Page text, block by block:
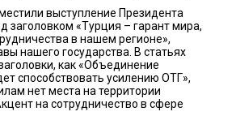
выступление Президента
заголовком «Турция – гарант мира,
в нашем регионе»,
нашего государства. В статьях
как «Объединение
способствовать усилению ОТГ»,
нет места на территории
на сотрудничество в сфере